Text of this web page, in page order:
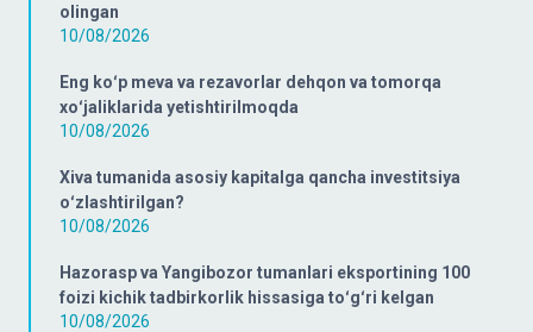
olingan
10/08/2026
Eng koʻp meva va rezavorlar dehqon va tomorqa
xoʻjaliklarida yetishtirilmoqda
10/08/2026
Xiva tumanida asosiy kapitalga qancha investitsiya
oʻzlashtirilgan?
10/08/2026
Hazorasp va Yangibozor tumanlari eksportining 100
foizi kichik tadbirkorlik hissasiga toʻgʻri kelgan
10/08/2026